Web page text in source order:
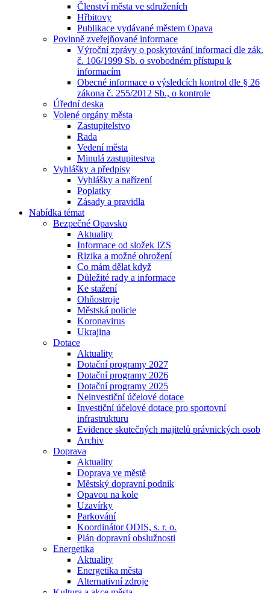
Členství města ve sdruženích
Hřbitovy
Publikace vydávané městem Opava
Povinně zveřejňované informace
Výroční zprávy o poskytování informací dle zák.
č. 106/1999 Sb. o svobodném přístupu k
informacím
Obecné informace o výsledcích kontrol dle § 26
zákona č. 255/2012 Sb., o kontrole
Úřední deska
Volené orgány města
Zastupitelstvo
Rada
Vedení města
Minulá zastupitestva
Vyhlášky a předpisy
Vyhlášky a nařízení
Poplatky
Zásady a pravidla
Nabídka témat
Bezpečné Opavsko
Aktuality
Informace od složek IZS
Rizika a možné ohrožení
Co mám dělat když
Důležité rady a informace
Ke stažení
Ohňostroje
Městská policie
Koronavirus
Ukrajina
Dotace
Aktuality
Dotační programy 2027
Dotační programy 2026
Dotační programy 2025
Neinvestiční účelové dotace
Investiční účelové dotace pro sportovní
infrastrukturu
Evidence skutečných majitelů právnických osob
Archiv
Doprava
Aktuality
Doprava ve městě
Městský dopravní podnik
Opavou na kole
Uzavírky
Parkování
Koordinátor ODIS, s. r. o.
Plán dopravní obslužnosti
Energetika
Aktuality
Energetika města
Alternativní zdroje